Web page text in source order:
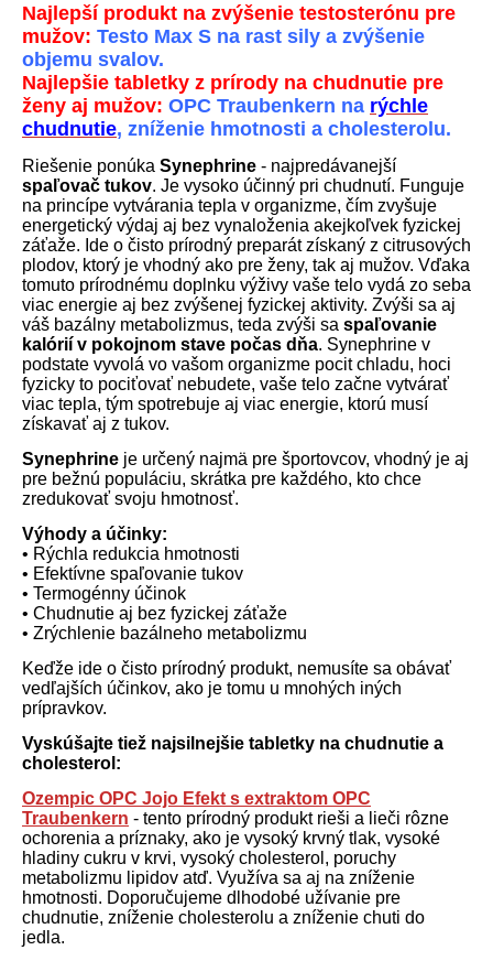
Najlepší produkt na zvýšenie testosterónu pre
mužov: Testo Max S na rast sily a zvýšenie
objemu svalov.
Najlepšie tabletky z prírody na chudnutie pre
ženy aj mužov: OPC Traubenkern na rýchle
chudnutie, zníženie hmotnosti a cholesterolu.
Riešenie ponúka Synephrine - najpredávanejší
spaľovač tukov. Je vysoko účinný pri chudnutí. Funguje
na princípe vytvárania tepla v organizme, čím zvyšuje
energetický výdaj aj bez vynaloženia akejkoľvek fyzickej
záťaže. Ide o čisto prírodný preparát získaný z citrusových
plodov, ktorý je vhodný ako pre ženy, tak aj mužov. Vďaka
tomuto prírodnému doplnku výživy vaše telo vydá zo seba
viac energie aj bez zvýšenej fyzickej aktivity. Zvýši sa aj
váš bazálny metabolizmus, teda zvýši sa spaľovanie
kalórií v pokojnom stave počas dňa. Synephrine v
podstate vyvolá vo vašom organizme pocit chladu, hoci
fyzicky to pociťovať nebudete, vaše telo začne vytvárať
viac tepla, tým spotrebuje aj viac energie, ktorú musí
získavať aj z tukov.
Synephrine je určený najmä pre športovcov, vhodný je aj
pre bežnú populáciu, skrátka pre každého, kto chce
zredukovať svoju hmotnosť.
Výhody a účinky:
• Rýchla redukcia hmotnosti
• Efektívne spaľovanie tukov
• Termogénny účinok
• Chudnutie aj bez fyzickej záťaže
• Zrýchlenie bazálneho metabolizmu
Keďže ide o čisto prírodný produkt, nemusíte sa obávať
vedľajších účinkov, ako je tomu u mnohých iných
prípravkov.
Vyskúšajte tiež najsilnejšie tabletky na chudnutie a
cholesterol:
Ozempic OPC Jojo Efekt s extraktom OPC
Traubenkern - tento prírodný produkt rieši a lieči rôzne
ochorenia a príznaky, ako je vysoký krvný tlak, vysoké
hladiny cukru v krvi, vysoký cholesterol, poruchy
metabolizmu lipidov atď. Využíva sa aj na zníženie
hmotnosti. Doporučujeme dlhodobé užívanie pre
chudnutie, zníženie cholesterolu a zníženie chuti do
jedla.